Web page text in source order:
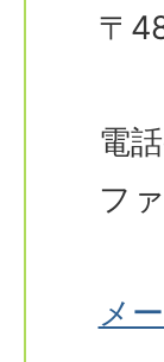
〒
電
フ
メ